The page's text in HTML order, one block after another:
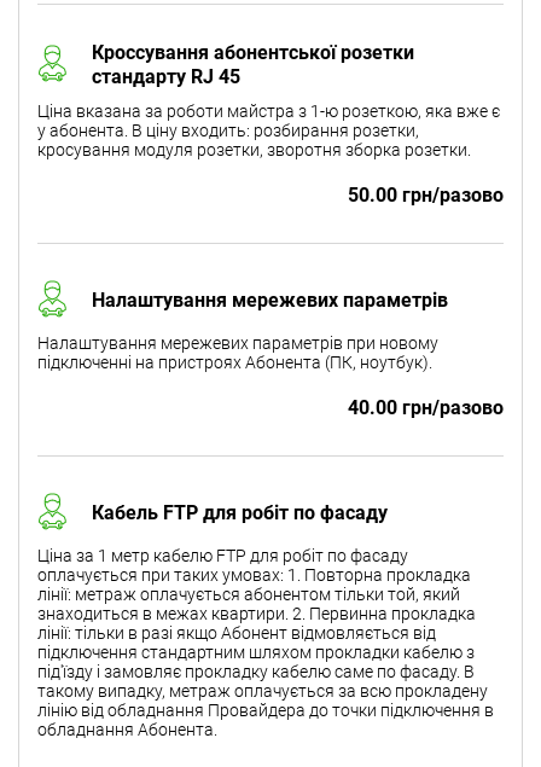
Кроссування абонентської розетки
стандарту RJ 45
Ціна вказана за роботи майстра з 1-ю розеткою, яка вже є
у абонента. В ціну входить: розбирання розетки,
кросування модуля розетки, зворотня зборка розетки.
50.00 грн/разово
Налаштування мережевих параметрів
Налаштування мережевих параметрів при новому
підключенні на пристроях Абонента (ПК, ноутбук).
40.00 грн/разово
Кабель FTP для робіт по фасаду
Ціна за 1 метр кабелю FTP для робіт по фасаду
оплачується при таких умовах: 1. Повторна прокладка
лінії: метраж оплачується абонентом тільки той, який
знаходиться в межах квартири. 2. Первинна прокладка
лінії: тільки в разі якщо Абонент відмовляється від
підключення стандартним шляхом прокладки кабелю з
під'їзду і замовляє прокладку кабелю саме по фасаду. В
такому випадку, метраж оплачується за всю прокладену
лінію від обладнання Провайдера до точки підключення в
обладнання Абонента.